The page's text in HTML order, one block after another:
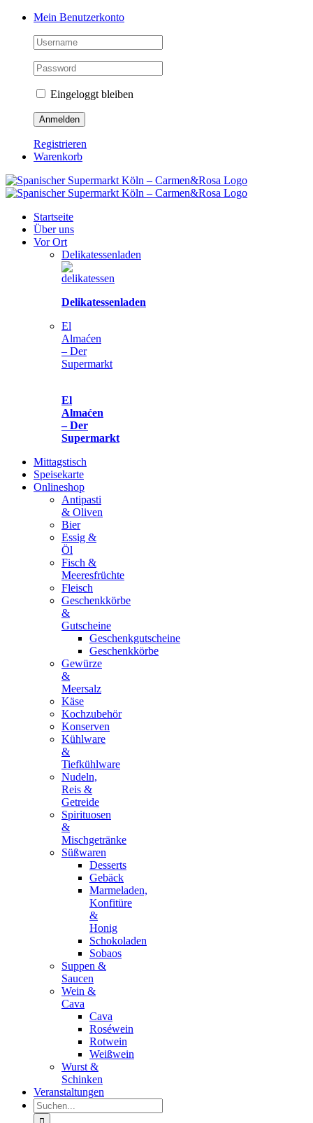
Zum
springen
Facebook
Instagram
Pinterest
Tiktok
YouTubeMein Benutzerkonto
Eingeloggt bleiben
Registrieren
Warenkorb
Startseite
Über uns
Vor Ort
Delikatessenladen
Delikatessenladen
El
Almaćen
– Der
Supermarkt
El
Almaćen
– Der
Supermarkt
Mittagstisch
Speisekarte
Onlineshop
Antipasti
& Oliven
Bier
Essig &
Öl
Fisch &
Meeresfrüchte
Fleisch
Geschenkkörbe
&
Gutscheine
Geschenkgutscheine
Geschenkkörbe
Gewürze
&
Meersalz
Käse
Kochzubehör
Konserven
Kühlware
&
Tiefkühlware
Nudeln,
Reis &
Getreide
Spirituosen
&
Mischgetränke
Süßwaren
Desserts
Gebäck
Marmeladen,
Konfitüre
&
Honig
Schokoladen
Sobaos
Suppen &
Saucen
Wein &
Cava
Cava
Roséwein
Rotwein
Weißwein
Wurst &
Schinken
Veranstaltungen
Suche
nach: